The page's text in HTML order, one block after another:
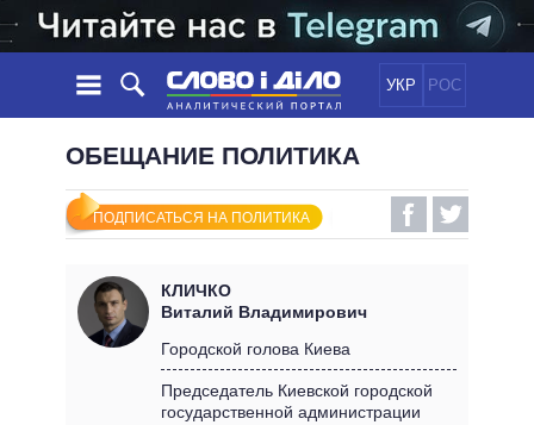
УКР РОС
НОВОСТИ
ЛЕНТА
СОБЫТИЯ
СТАТЬИ
МНЕНИЯ
ОБЗОРЫ
ДАЙДЖЕСТЫ
ПОЛИТИКА
ЭКОНОМИКА
МИР
ОБЕЩАНИЯ
ВСЕ ПОЛИТИКИ
ПРЕЗИДЕНТ И ОФИС
КАБИНЕТ МИНИСТРОВ
ИНФОГРАФИКА
ВИДЕО
ПОДДЕРЖАТЬ
ОБЕЩАНИЕ ПОЛИТИКА
ПОДПИСАТЬСЯ НА ПОЛИТИКА
КЛИЧКО
Виталий Владимирович
Городской голова Киева
Председатель Киевской городской
государственной администрации